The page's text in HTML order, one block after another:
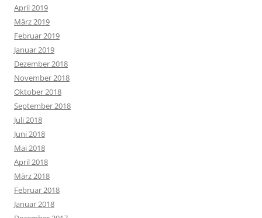
April 2019
März 2019
Februar 2019
Januar 2019
Dezember 2018
November 2018
Oktober 2018
September 2018
Juli 2018
Juni 2018
Mai 2018
April 2018
März 2018
Februar 2018
Januar 2018